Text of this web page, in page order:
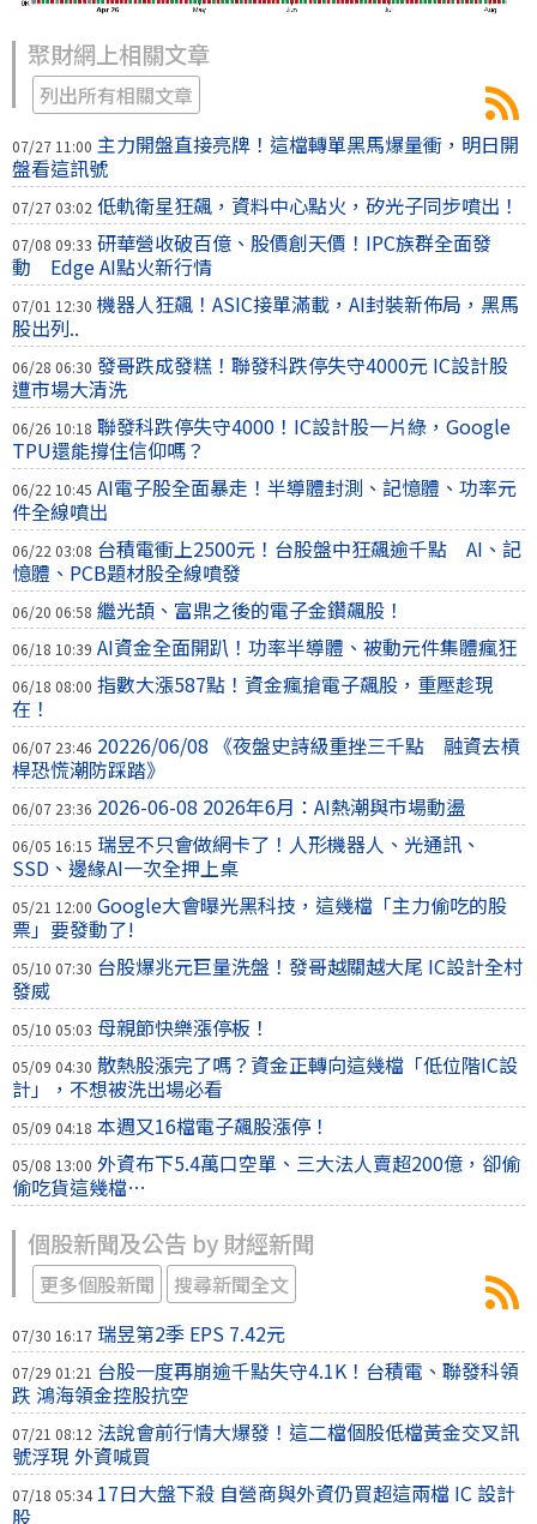
聚財網上相關文章
列出所有相關文章
07/27 11:00 主力開盤直接亮牌！這檔轉單黑馬爆量衝，明日開
盤看這訊號
07/27 03:02 低軌衛星狂飆，資料中心點火，矽光子同步噴出！
07/08 09:33 研華營收破百億、股價創天價！IPC族群全面發
動 Edge AI點火新行情
07/01 12:30 機器人狂飆！ASIC接單滿載，AI封裝新佈局，黑馬
股出列..
06/28 06:30 發哥跌成發糕！聯發科跌停失守4000元 IC設計股
遭市場大清洗
06/26 10:18 聯發科跌停失守4000！IC設計股一片綠，Google
TPU還能撐住信仰嗎？
06/22 10:45 AI電子股全面暴走！半導體封測、記憶體、功率元
件全線噴出
06/22 03:08 台積電衝上2500元！台股盤中狂飆逾千點 AI、記
憶體、PCB題材股全線噴發
06/20 06:58 繼光頡、富鼎之後的電子金鑽飆股！
06/18 10:39 AI資金全面開趴！功率半導體、被動元件集體瘋狂
06/18 08:00 指數大漲587點！資金瘋搶電子飆股，重壓趁現
在！
06/07 23:46 20226/06/08 《夜盤史詩級重挫三千點 融資去槓
桿恐慌潮防踩踏》
06/07 23:36 2026-06-08 2026年6月：AI熱潮與市場動盪
06/05 16:15 瑞昱不只會做網卡了！人形機器人、光通訊、
SSD、邊緣AI一次全押上桌
05/21 12:00 Google大會曝光黑科技，這幾檔「主力偷吃的股
票」要發動了!
05/10 07:30 台股爆兆元巨量洗盤！發哥越關越大尾 IC設計全村
發威
05/10 05:03 母親節快樂漲停板！
05/09 04:30 散熱股漲完了嗎？資金正轉向這幾檔「低位階IC設
計」，不想被洗出場必看
05/09 04:18 本週又16檔電子飆股漲停！
05/08 13:00 外資布下5.4萬口空單、三大法人賣超200億，卻偷
偷吃貨這幾檔…
個股新聞及公告 by 財經新聞
更多個股新聞 搜尋新聞全文
07/30 16:17 瑞昱第2季 EPS 7.42元
07/29 01:21 台股一度再崩逾千點失守4.1K！台積電、聯發科領
跌 鴻海領金控股抗空
07/21 08:12 法說會前行情大爆發！這二檔個股低檔黃金交叉訊
號浮現 外資喊買
07/18 05:34 17日大盤下殺 自營商與外資仍買超這兩檔 IC 設計
股